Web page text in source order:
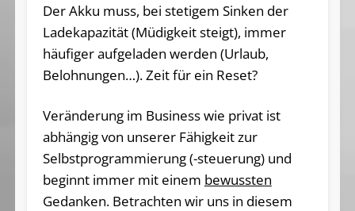
Der Akku muss, bei stetigem Sinken der
Ladekapazität (Müdigkeit steigt), immer
häufiger aufgeladen werden (Urlaub,
Belohnungen…). Zeit für ein Reset?
Veränderung im Business wie privat ist
abhängig von unserer Fähigkeit zur
Selbstprogrammierung (-steuerung) und
beginnt immer mit einem bewussten
Gedanken. Betrachten wir uns in diesem